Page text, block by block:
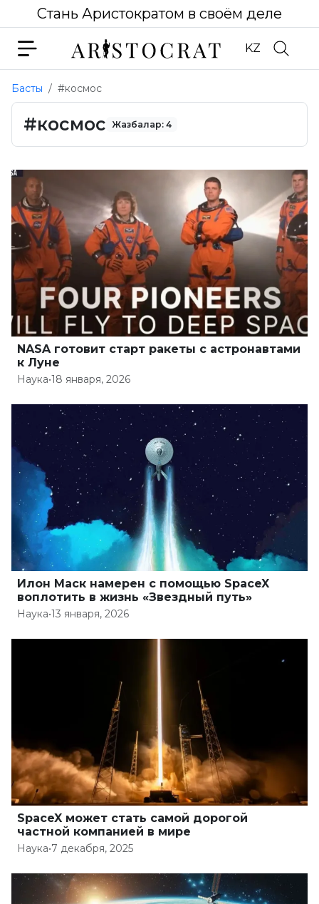
Стань Аристократом в своём деле
KZ
Басты #космос
#космос Жазбалар: 4
NASA готовит старт ракеты с астронавтами
к Луне
Наука•18 января, 2026
Илон Маск намерен с помощью SpaceX
воплотить в жизнь «Звездный путь»
Наука•13 января, 2026
SpaceX может стать самой дорогой
частной компанией в мире
Наука•7 декабря, 2025